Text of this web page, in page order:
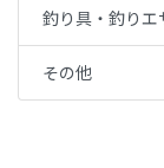
釣り具・釣りエ
その他